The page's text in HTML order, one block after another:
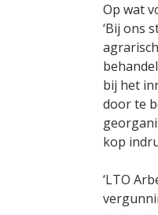
Op wat
‘Bij ons
bij het
door te
kop
‘LTO